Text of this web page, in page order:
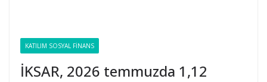
KATILIM SOSYAL FINANS
İKSAR, 2026 temmuzda 1,12